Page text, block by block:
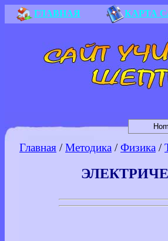
ГЛАВНАЯ КАРТА
Главная /Методика /Физика /